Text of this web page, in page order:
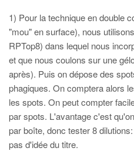
1) Pour la technique en double
"mou" en surface), nous
RPTop8) dans lequel nous
et que nous coulons sur une
après). Puis on dépose des
phagiques. On comptera alors
les spots. On peut compter
par spots. L'avantage c'est
par boîte, donc tester 8
pas d'idée du titre.